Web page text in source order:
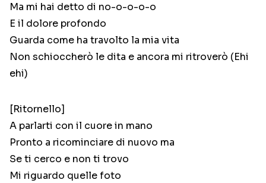
Ma mi hai detto di no-o-o-o-o
E il dolore profondo
Guarda come ha travolto la mia vita
Non schioccherò le dita e ancora mi ritroverò (Ehi
ehi)
[Ritornello]
A parlarti con il cuore in mano
Pronto a ricominciare di nuovo ma
Se ti cerco e non ti trovo
Mi riguardo quelle foto